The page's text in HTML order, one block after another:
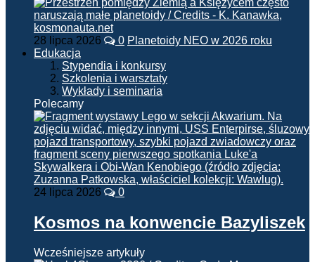
28 lipca 2026 0 Planetoidy NEO w 2026 roku
Edukacja
Stypendia i konkursy
Szkolenia i warsztaty
Wykłady i seminaria
Polecamy
24 lipca 2026 0
Kosmos na konwencie Bazyliszek
Wcześniejsze artykuły